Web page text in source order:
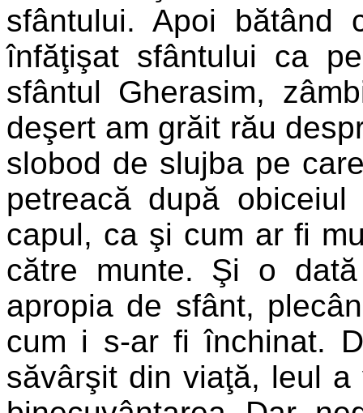
sfântului. Apoi
înfăţişat sfântului ca
sfântul Gherasim,
deşert am grăit rău
slobod de slujba pe
petreacă după
capul, ca şi cum ar fi
către munte. Şi o
apropia de sfânt,
cum i s-ar fi închinat.
săvârşit din viaţă, leul